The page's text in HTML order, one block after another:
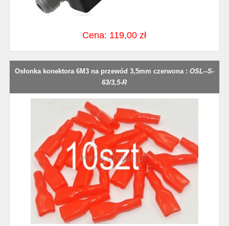
Cena: 119,00 zł
Osłonka konektora 6M3 na przewód 3,5mm czerwona : OSL--S-
63/3,5-R